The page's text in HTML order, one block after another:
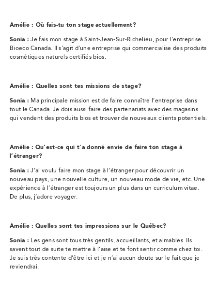
Amélie : Où fais-tu ton stage actuellement?
Sonia : Je fais mon stage à Saint-Jean-Sur-Richelieu, pour l’entreprise
Bioeco Canada. Il s’agit d’une entreprise qui commercialise des produits
cosmétiques naturels certifiés bios.
Amélie : Quelles sont tes missions de stage?
Sonia : Ma principale mission est de faire connaître l’entreprise dans
tout le Canada. Je dois aussi faire des partenariats avec des magasins
qui vendent des produits bios et trouver de nouveaux clients potentiels.
Amélie : Qu’est-ce qui t’a donné envie de faire ton stage à
l’étranger?
Sonia : J’ai voulu faire mon stage à l’étranger pour découvrir un
nouveau pays, une nouvelle culture, un nouveau mode de vie, etc. Une
expérience à l’étranger est toujours un plus dans un curriculum vitae.
De plus, j’adore voyager.
Amélie : Quelles sont tes impressions sur le Québec?
Sonia : Les gens sont tous très gentils, accueillants, et aimables. Ils
savent tout de suite te mettre à l’aise et te font sentir comme chez toi.
Je suis très contente d’être ici et je n’ai aucun doute sur le fait que je
reviendrai.